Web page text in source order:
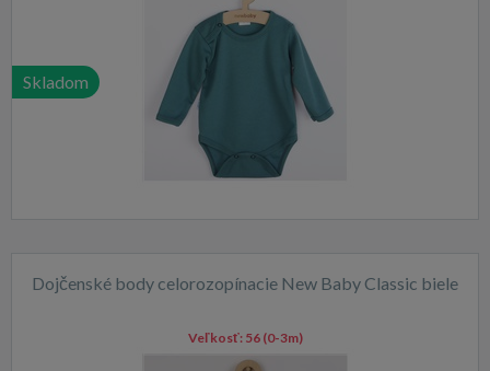
Skladom
Dojčenské body celorozopínacie New Baby Classic biele
Veľkosť: 56 (0-3m)